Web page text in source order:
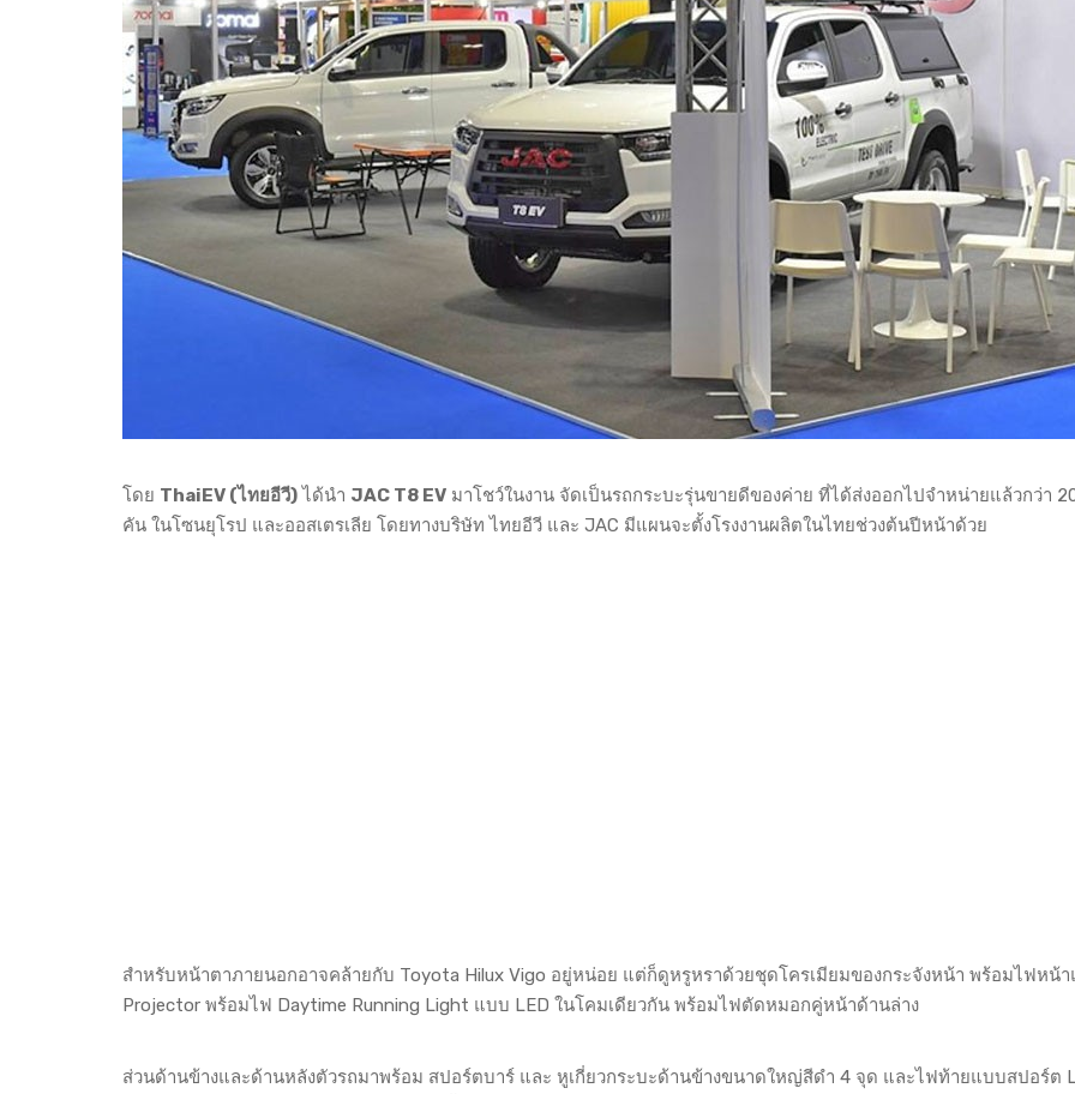
โดย ThaiEV (ไทยอีวี)ได้นำ JAC T8 EV มาโชว์ในงาน จัดเป็นรถกระบะรุ่นขายดีของค่าย ที่ได้ส่งออกไปจำหน่ายแล้วกว่า
คัน ในโซนยุโรป และออสเตรเลีย โดยทางบริษัท ไทยอีวี และ JAC มีแผนจะตั้งโรงงานผลิตในไทยช่วงต้นปีหน้าด้วย
สำหรับหน้าตาภายนอกอาจคล้ายกับ Toyota Hilux Vigo อยู่หน่อย แต่ก็ดูหรูหราด้วยชุดโครเมียมของกระจังหน้า พร้อมไฟหน้
Projector พร้อมไฟ Daytime Running Light แบบ LED ในโคมเดียวกัน พร้อมไฟตัดหมอกคู่หน้าด้านล่าง
ส่วนด้านข้างและด้านหลังตัวรถมาพร้อม สปอร์ตบาร์ และ หูเกี่ยวกระบะด้านข้างขนาดใหญ่สีดำ 4 จุด และไฟท้ายแบบสปอร์ต